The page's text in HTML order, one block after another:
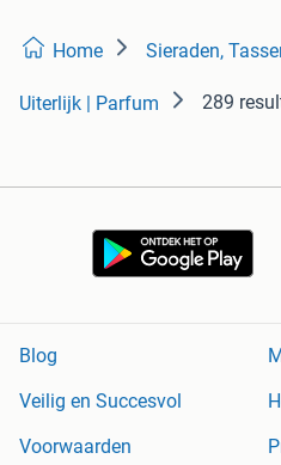
Home Sieraden,
Uiterlijk | Parfum 289
Blog
Veilig en Succesvol
Voorwaarden